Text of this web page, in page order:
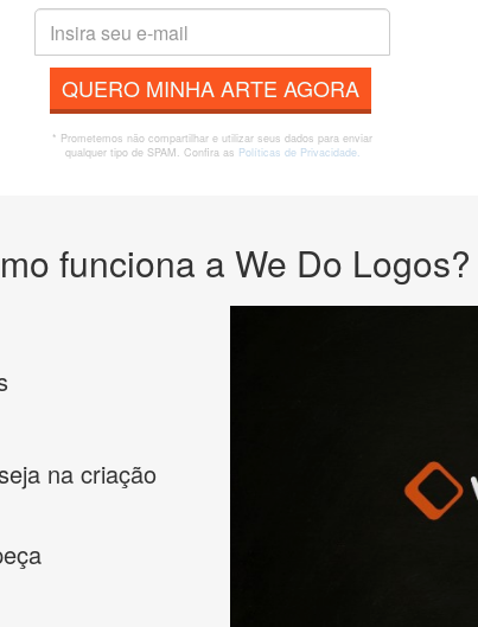
QUERO MINHA ARTE AGORA
* Prometemos não compartilhar e utilizar seus dados para enviar
qualquer tipo de SPAM. Confira as Políticas de Privacidade.
funciona a We Do Logos?
na criação